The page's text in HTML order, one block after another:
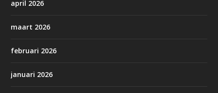
april 2026
maart 2026
februari 2026
januari 2026